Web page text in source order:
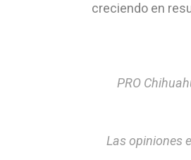
creciendo en
PRO
Las opiniones